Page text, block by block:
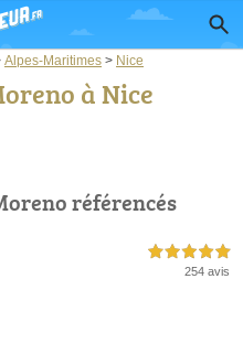
Alpes-Maritimes > Nice
à Nice
référencés
5,0 étoiles sur 5
254 avis